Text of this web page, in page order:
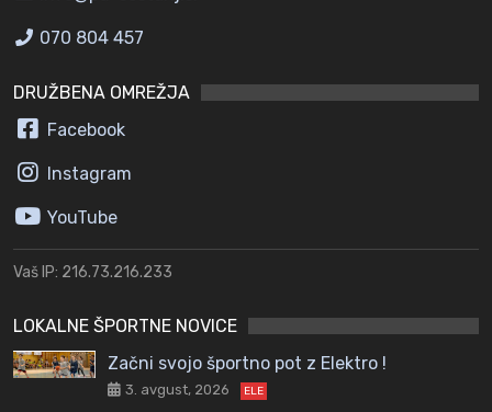
070 804 457
DRUŽBENA OMREŽJA
Facebook
Instagram
YouTube
Vaš IP: 216.73.216.233
LOKALNE ŠPORTNE NOVICE
Začni svojo športno pot z Elektro !
3. avgust, 2026 ELE